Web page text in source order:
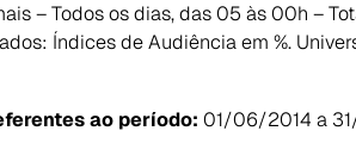
– Todos os dias, das 05 às 00h –
Índices de Audiência em %.
ao período: 01/06/2014 a